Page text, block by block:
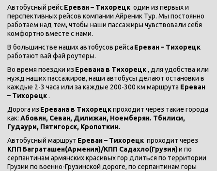
Автобусный рейс Ереван – Тихорецк один из первых и
перспективных рейсов компании Айреник Тур. Мы постоянно
работаем над тем, чтобы наши пассажиры чувствовали себя
комфортно вместе с нами.
В большинстве наших автобусов рейса
работают вай фай роутеры.
Во время поездки из Еревана в Тихорецк , для удобства или
нужд наших пассажиров, наши автобусы делают остановки в
каждые 2-3 часа или за каждые 200-300 км маршрута Ереван
– Тихорецк .
Дорога из Еревана в Тихорецк проходит через такие города
как: Абовян, Севан, Дилижан, Ноемберян. Тбилиси,
Гудаури, Пятигорск, Кропоткин.
Автобусный маршрут Ереван – Тихорецк
КПП Баграташен(Армения)/КПП Садахло(Грузия) и по
серпантинам армянских красивых гор длиться по территории
Грузии по военно-Грузинской дороге, по серпантинам горы